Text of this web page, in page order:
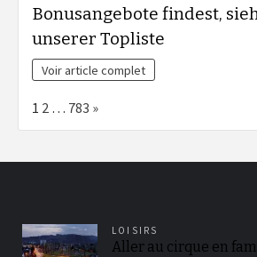
Bonusangebote findest,
unserer Topliste
Voir article complet
Page:
1 2 … 783 Next
»
LOISIRS
Aller au cirque en